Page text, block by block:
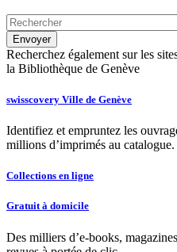
Recherchez également sur les
la Bibliothèque de Genève
swisscovery Ville de Genève
Identifiez et empruntez les
millions d’imprimés au catalogue.
Collections en ligne
Gratuit à domicile
Des milliers d’e-books,